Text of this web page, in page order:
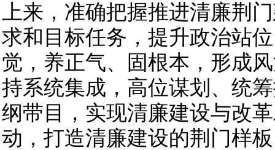
上来，准确把握推进清廉荆
求和目标任务，提升政治站
觉，养正气、固根本，形成
持系统集成，高位谋划、统
纲带目，实现清廉建设与改
动，打造清廉建设的荆门样